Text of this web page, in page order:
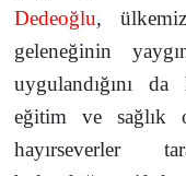
Dedeoğlu,
geleneğinin
uygulandığınıda
eğitim ve sağlık
hayırseverler